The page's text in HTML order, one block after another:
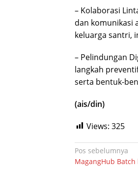
– Kolaborasi
dan komunikasi
keluarga santri,
– Pelindungan
langkah
serta bentuk-
(ais/din)
Views: 325
Navigasi
pos
Pos sebelumnya
MagangHub